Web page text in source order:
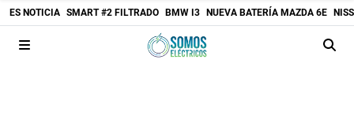
ES NOTICIA SMART #2 FILTRADO BMW I3 NUEVA BATERÍA MAZDA 6E